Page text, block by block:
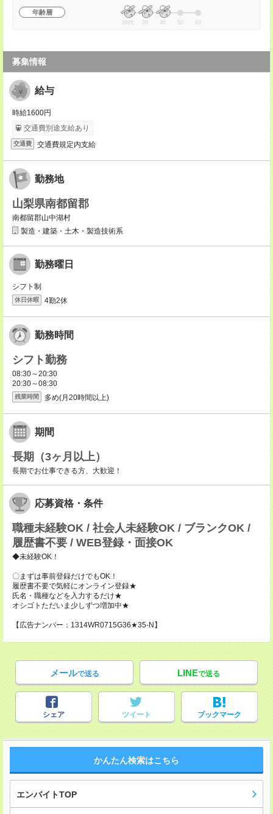
年齢層
20代 30 40 50 60
募集情報
給与
時給1600円
交通費別途支給あり
交通費 交通費規定内支給
勤務地
山梨県南都留郡
南都留郡山中湖村
製造・建築・土木・製造技術系
勤務曜日
シフト制
休日休暇 4勤2休
勤務時間
シフト勤務
08:30～20:30
20:30～08:30
残業時間 多め(月20時間以上)
期間
長期（3ヶ月以上）
長期でお仕事できる方、大歓迎！
応募資格・条件
職種未経験OK / 社会人未経験OK / ブランクOK /
履歴書不要 / WEB登録・面接OK
◆未経験OK！
〇まずは事前登録だけでもOK！
履歴書不要で気軽にオンライン登録★
氏名・職種などを入力するだけ★
オシゴトただいま少しずつ増加中★
【広告ナンバー：1314WR0715G36★35-N】
メールで送る LINEで送る
シェア ツイート ブックマーク
かんたん検索はこちら
エンバイトTOP